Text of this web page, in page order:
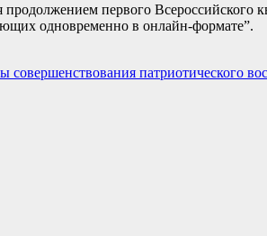
продолжением первого
одновременно в онлайн-формате”.
патриотического